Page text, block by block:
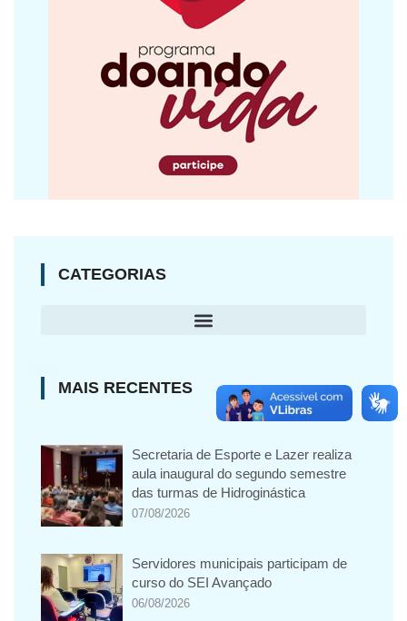
CATEGORIAS
MAIS RECENTES
Secretaria de Esporte e Lazer realiza
aula inaugural do segundo semestre
das turmas de Hidroginástica
07/08/2026
Servidores municipais participam de
curso do SEI Avançado
06/08/2026